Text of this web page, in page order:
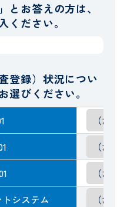
とお答えの方は、
ください。
登録）状況につい
選びください。
システム